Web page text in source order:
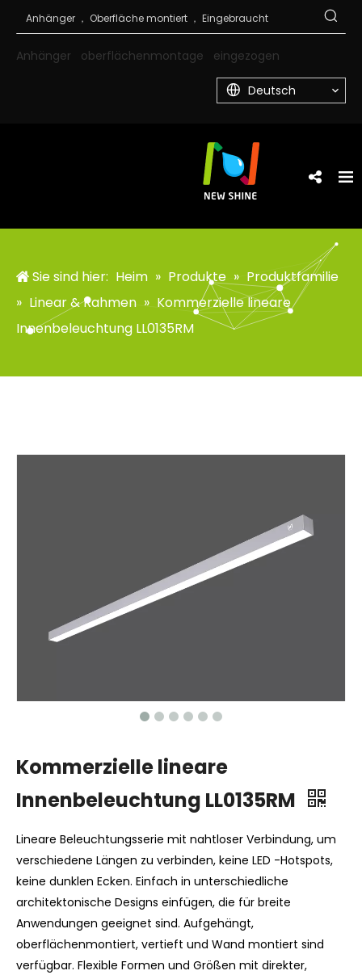
Anhänger oberflächenmontage eingezogen
Deutsch
Sie sind hier: Heim » Produkte » Produktfamilie
» Linear & Rahmen » Kommerzielle lineare
Innenbeleuchtung LL0135RM
Kommerzielle lineare
Innenbeleuchtung LL0135RM
Lineare Beleuchtungsserie mit nahtloser Verbindung, um
verschiedene Längen zu verbinden, keine LED -Hotspots,
keine dunklen Ecken. Einfach in unterschiedliche
architektonische Designs einfügen, die für breite
Anwendungen geeignet sind. Aufgehängt,
oberflächenmontiert, vertieft und Wand montiert sind
verfügbar. Flexible Formen und Größen mit direkter,